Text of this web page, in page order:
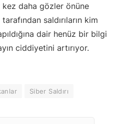
daha gözler önüne
tarafından saldırıların kim
dair henüz bir bilgi
ciddiyetini artırıyor.
Siber Saldırı